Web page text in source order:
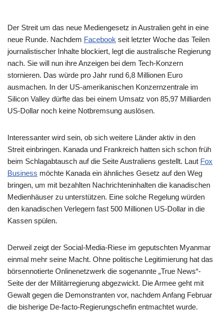
Der Streit um das neue Mediengesetz in Australien geht in eine
neue Runde. Nachdem Facebook seit letzter Woche das Teilen
journalistischer Inhalte blockiert, legt die australische Regierung
nach. Sie will nun ihre Anzeigen bei dem Tech-Konzern
stornieren. Das würde pro Jahr rund 6,8 Millionen Euro
ausmachen. In der US-amerikanischen Konzernzentrale im
Silicon Valley dürfte das bei einem Umsatz von 85,97 Milliarden
US-Dollar noch keine Notbremsung auslösen.
Interessanter wird sein, ob sich weitere Länder aktiv in den
Streit einbringen. Kanada und Frankreich hatten sich schon früh
beim Schlagabtausch auf die Seite Australiens gestellt. Laut Fox
Business möchte Kanada ein ähnliches Gesetz auf den Weg
bringen, um mit bezahlten Nachrichteninhalten die kanadischen
Medienhäuser zu unterstützen. Eine solche Regelung würden
den kanadischen Verlegern fast 500 Millionen US-Dollar in die
Kassen spülen.
Derweil zeigt der Social-Media-Riese im geputschten Myanmar
einmal mehr seine Macht. Ohne politische Legitimierung hat das
börsennotierte Onlinenetzwerk die sogenannte „True News“-
Seite der der Militärregierung abgezwickt. Die Armee geht mit
Gewalt gegen die Demonstranten vor, nachdem Anfang Februar
die bisherige De-facto-Regierungschefin entmachtet wurde.